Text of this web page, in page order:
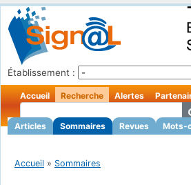
Établissement :
Accueil Recherche
Articles Sommaires Revues Mots-
Alertes
Accueil » Sommaires